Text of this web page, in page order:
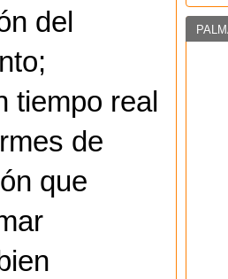
del
tiempo real
de
que